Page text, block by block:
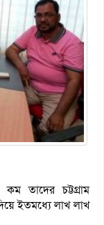
তাদের চট্টগ্রাম
ইতমধ্যে লাখ লাখ